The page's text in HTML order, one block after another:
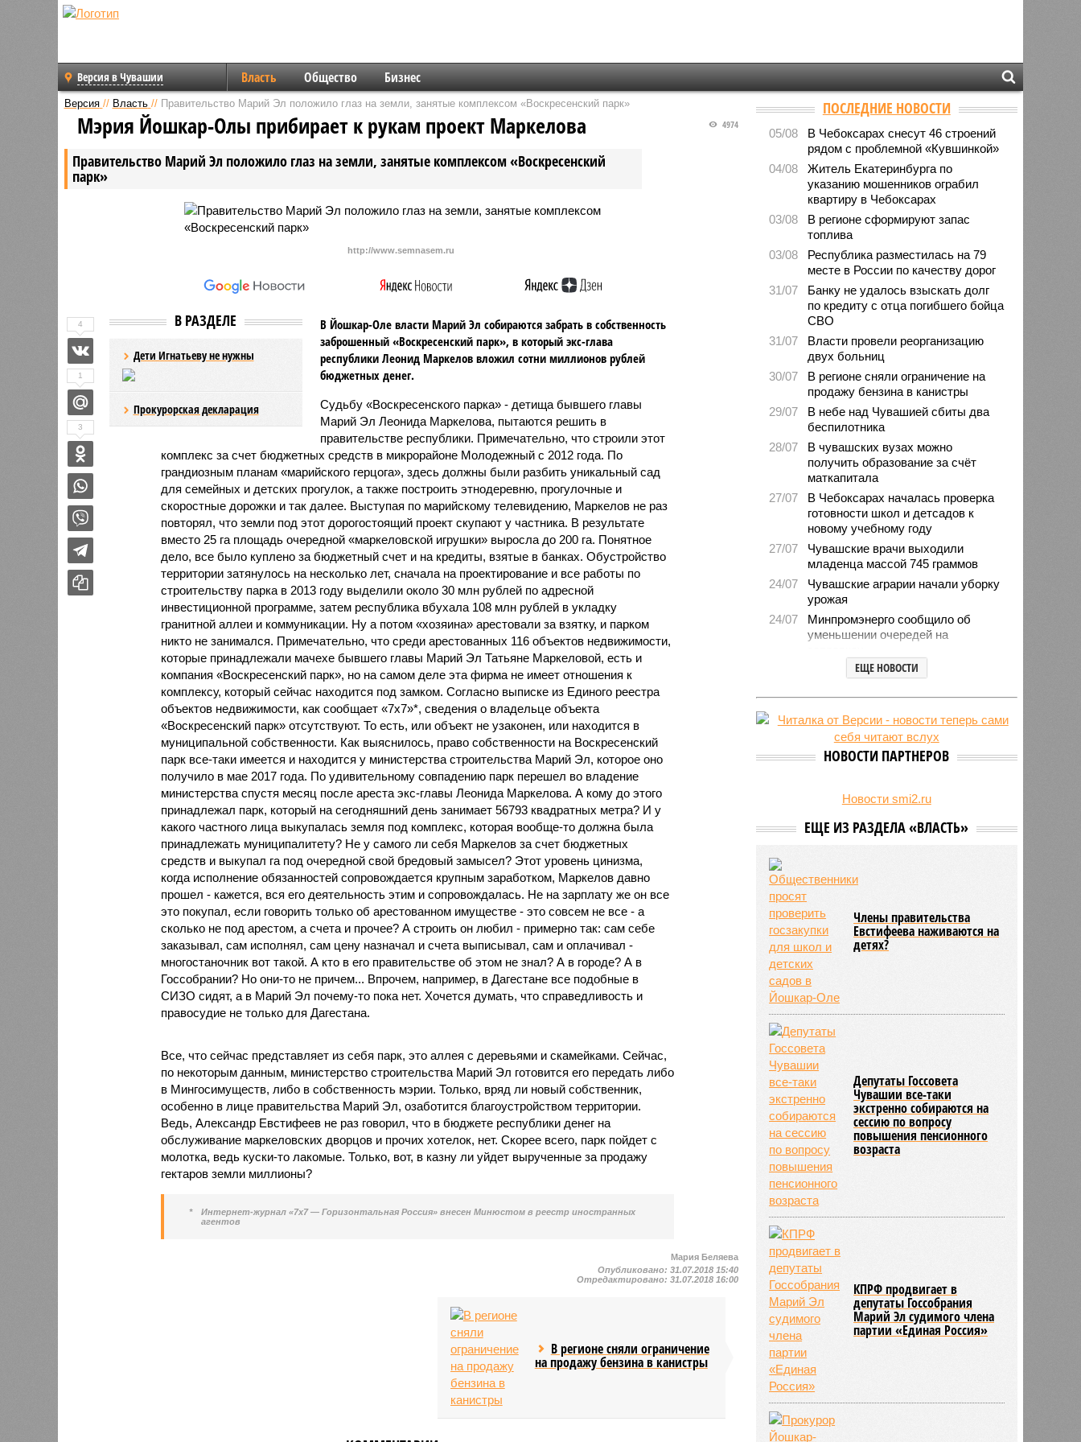
Версия в Чувашии Власть Общество Бизнес
Версия // Власть // Правительство Марий Эл положило глаз на земли, занятые комплексом «Воскресенский парк»
Правительство Марий Эл положило глаз на земли, занятые комплексом «Воскресенский
парк»
4974
Мэрия Йошкар-Олы прибирает к рукам проект Маркелова
http://www.semnasem.ru
В РАЗДЕЛЕ
Дети Игнатьеву не нужны
Прокурорская декларация
В Йошкар-Оле власти Марий Эл собираются забрать в собственность
заброшенный «Воскресенский парк», в который экс-глава
республики Леонид Маркелов вложил сотни миллионов рублей
бюджетных денег.
Судьбу «Воскресенского парка» - детища бывшего главы
Марий Эл Леонида Маркелова, пытаются решить в
правительстве республики. Примечательно, что строили этот
комплекс за счет бюджетных средств в микрорайоне Молодежный с 2012 года. По
грандиозным планам «марийского герцога», здесь должны были разбить уникальный сад
для семейных и детских прогулок, а также построить этнодеревню, прогулочные и
скоростные дорожки и так далее. Выступая по марийскому телевидению, Маркелов не раз
повторял, что земли под этот дорогостоящий проект скупают у частника. В результате
вместо 25 га площадь очередной «маркеловской игрушки» выросла до 200 га. Понятное
дело, все было куплено за бюджетный счет и на кредиты, взятые в банках. Обустройство
территории затянулось на несколько лет, сначала на проектирование и все работы по
строительству парка в 2013 году выделили около 30 млн рублей по адресной
инвестиционной программе, затем республика вбухала 108 млн рублей в укладку
гранитной аллеи и коммуникации. Ну а потом «хозяина» арестовали за взятку, и парком
никто не занимался. Примечательно, что среди арестованных 116 объектов недвижимости,
которые принадлежали мачехе бывшего главы Марий Эл Татьяне Маркеловой, есть и
компания «Воскресенский парк», но на самом деле эта фирма не имеет отношения к
комплексу, который сейчас находится под замком. Согласно выписке из Единого реестра
объектов недвижимости, как сообщает «7х7»*, сведения о владельце объекта
«Воскресенский парк» отсутствуют. То есть, или объект не узаконен, или находится в
муниципальной собственности. Как выяснилось, право собственности на Воскресенский
парк все-таки имеется и находится у министерства строительства Марий Эл, которое оно
получило в мае 2017 года. По удивительному совпадению парк перешел во владение
министерства спустя месяц после ареста экс-главы Леонида Маркелова. А кому до этого
принадлежал парк, который на сегодняшний день занимает 56793 квадратных метра? И у
какого частного лица выкупалась земля под комплекс, которая вообще-то должна была
принадлежать муниципалитету? Не у самого ли себя Маркелов за счет бюджетных
средств и выкупал га под очередной свой бредовый замысел? Этот уровень цинизма,
когда исполнение обязанностей сопровождается крупным заработком, Маркелов давно
прошел - кажется, вся его деятельность этим и сопровождалась. Не на зарплату же он все
это покупал, если говорить только об арестованном имуществе - это совсем не все - а
сколько не под арестом, а счета и прочее? А строить он любил - примерно так: сам себе
заказывал, сам исполнял, сам цену назначал и счета выписывал, сам и оплачивал -
многостаночник вот такой. А кто в его правительстве об этом не знал? А в городе? А в
Госсобрании? Но они-то не причем... Впрочем, например, в Дагестане все подобные в
СИЗО сидят, а в Марий Эл почему-то пока нет. Хочется думать, что справедливость и
правосудие не только для Дагестана.
Все, что сейчас представляет из себя парк, это аллея с деревьями и скамейками. Сейчас,
по некоторым данным, министерство строительства Марий Эл готовится его передать либо
в Мингосимуществ, либо в собственность мэрии. Только, вряд ли новый собственник,
особенно в лице правительства Марий Эл, озаботится благоустройством территории.
Ведь, Александр Евстифеев не раз говорил, что в бюджете республики денег на
обслуживание маркеловских дворцов и прочих хотелок, нет. Скорее всего, парк пойдет с
молотка, ведь куски-то лакомые. Только, вот, в казну ли уйдет вырученные за продажу
гектаров земли миллионы?
*
Интернет-журнал «7х7 — Горизонтальная Россия» внесен Минюстом в реестр иностранных
агентов
4
1
3
Мария Беляева
Опубликовано:31.07.2018 15:40
Отредактировано:31.07.2018 16:00
В регионе сняли ограничение
на продажу бензина в канистры
ПОСЛЕДНИЕ НОВОСТИ
05/08
В Чебоксарах снесут 46 строений
рядом с проблемной «Кувшинкой»
04/08
Житель Екатеринбурга по
указанию мошенников ограбил
квартиру в Чебоксарах
03/08
В регионе сформируют запас
топлива
03/08
Республика разместилась на 79
месте в России по качеству дорог
31/07
Банку не удалось взыскать долг
по кредиту с отца погибшего бойца
СВО
31/07
Власти провели реорганизацию
двух больниц
30/07
В регионе сняли ограничение на
продажу бензина в канистры
29/07
В небе над Чувашией сбиты два
беспилотника
28/07
В чувашских вузах можно
получить образование за счёт
маткапитала
27/07
В Чебоксарах началась проверка
готовности школ и детсадов к
новому учебному году
27/07
Чувашские врачи выходили
младенца массой 745 граммов
24/07
Чувашские аграрии начали уборку
урожая
24/07
Минпромэнерго сообщило об
уменьшении очередей на
В Чувашии за 6 месяцев изъято
тысяч рублей за каждый сбитый
беспилотник
ЕЩЕ НОВОСТИ
НОВОСТИ ПАРТНЕРОВ
Новости smi2.ru
ЕЩЕ ИЗ РАЗДЕЛА «ВЛАСТЬ»
Члены правительства
Евстифеева наживаются на
детях?
Депутаты Госсовета
Чувашии все-таки
экстренно собираются на
сессию по вопросу
повышения пенсионного
возраста
КПРФ продвигает в
депутаты Госсобрания
Марий Эл судимого члена
партии «Единая Россия»